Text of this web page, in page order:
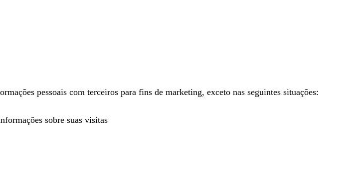
pessoais com terceiros para fins de marketing, exceto nas seguintes situações:
sobre suas visitas